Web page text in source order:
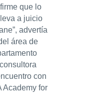
que lo
a juicio
advertía
área de
con
Academy for